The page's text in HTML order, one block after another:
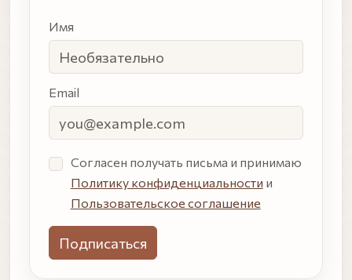
Имя
Email
Согласен получать письма и принимаю
Политику конфиденциальности и
Пользовательское соглашение